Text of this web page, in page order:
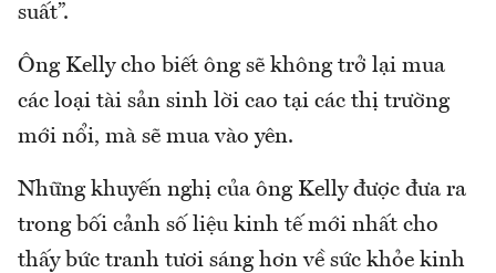
suất”.
Ông Kelly cho biết ông sẽ không trở lại mua
các loại tài sản sinh lời cao tại các thị trường
mới nổi, mà sẽ mua vào yên.
Những khuyến nghị của ông Kelly được đưa ra
trong bối cảnh số liệu kinh tế mới nhất cho
thấy bức tranh tươi sáng hơn về sức khỏe kinh